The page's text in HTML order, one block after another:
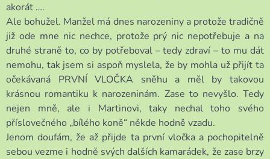
akorát ….
Ale bohužel. Manžel má dnes narozeniny a protože tradičně
již ode mne nic nechce, protože prý nic nepotřebuje a na
druhé straně to, co by potřeboval – tedy zdraví – to mu dát
nemohu, tak jsem si aspoň myslela, že by mohla už přijít ta
očekávaná PRVNÍ VLOČKA sněhu a měl by takovou
krásnou romantiku k narozeninám. Zase to nevyšlo. Tedy
nejen mně, ale i Martinovi, taky nechal toho svého
příslovečného „bílého koně“ někde hodně vzadu.
Jenom doufám, že až přijde ta první vločka a pochopitelně
sebou vezme i hodně svých dalších kamarádek, že zase brzy